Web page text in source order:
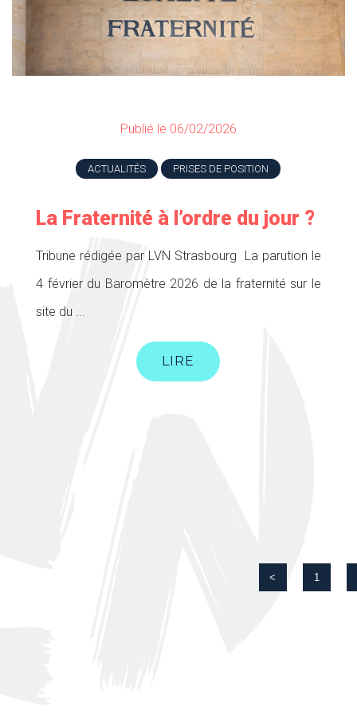
Publié le 06/02/2026
ACTUALITÉS PRISES DE POSITION
La Fraternité à l’ordre du jour ?
Tribune rédigée par LVN Strasbourg La parution le
4 février du Baromètre 2026 de la fraternité sur le
site du ...
LIRE
< 1